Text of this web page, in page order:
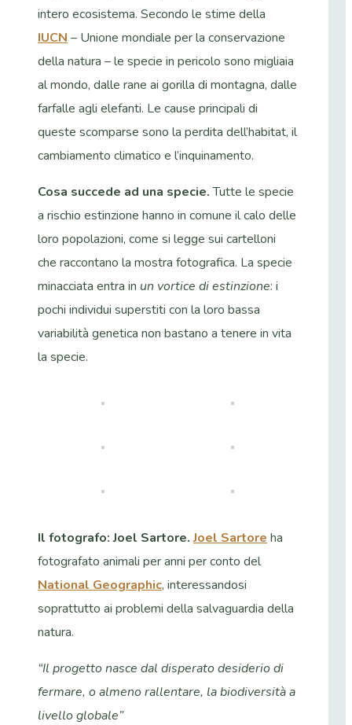
intero ecosistema. Secondo le stime della
IUCN – Unione mondiale per la conservazione
della natura – le specie in pericolo sono migliaia
al mondo, dalle rane ai gorilla di montagna, dalle
farfalle agli elefanti. Le cause principali di
queste scomparse sono la perdita dell’habitat, il
cambiamento climatico e l’inquinamento.
Cosa succede ad una specie.Tutte le specie
a rischio estinzione hanno in comune il calo delle
loro popolazioni, come si legge sui cartelloni
che raccontano la mostra fotografica. La specie
minacciata entra in un vortice di estinzione: i
pochi individui superstiti con la loro bassa
variabilità genetica non bastano a tenere in vita
la specie.
Il fotografo: Joel Sartore. Joel Sartore ha
fotografato animali per anni per conto del
National Geographic, interessandosi
soprattutto ai problemi della salvaguardia della
natura.
“Il progetto nasce dal disperato desiderio di
fermare, o almeno rallentare, la biodiversità a
livello globale”